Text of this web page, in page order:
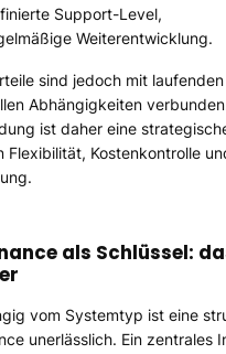
Support-Level,
Weiterentwicklung.
sind jedoch mit
Abhängigkeiten
ist daher eine
Flexibilität, Kostenkontrolle
als Schlüssel:
vom Systemtyp ist eine
unerlässlich. Ein zentrales